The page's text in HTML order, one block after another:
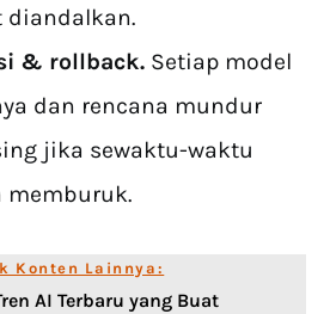
diandalkan.
& rollback. Setiap model
dan rencana mundur
jika sewaktu-waktu
memburuk.
Konten Lainnya:
AI Terbaru yang Buat